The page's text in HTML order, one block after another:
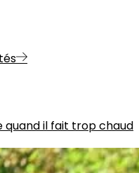
quand il fait trop chaud